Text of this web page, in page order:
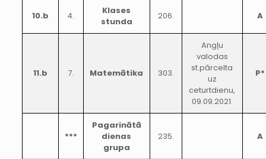
10.b 4.
Klases
stunda
206. A
11.b 7. Matemātika 303.
Angļu
valodas
st.pārcelta
uz
ceturtdienu,
09.09.2021.
P*
***
Pagarinātā
dienas
grupa
235. A